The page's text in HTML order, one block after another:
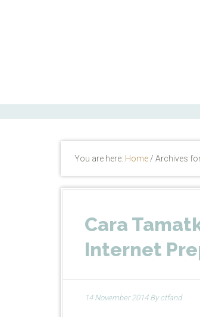
You are here: Home / Archives
Cara
Internet
14 November 2014Byctfand